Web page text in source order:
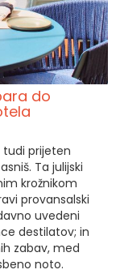
do
tudi prijeten
Ta julijski
krožnikom
provansalski
uvedeni
destilatov; in
zabav, med
noto.